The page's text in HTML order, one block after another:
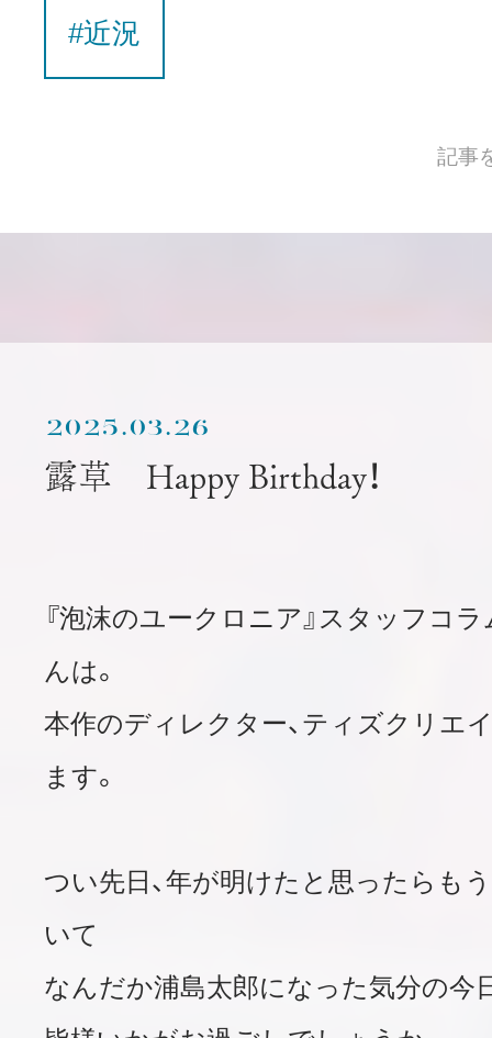
#近況
記事
2025.03.26
露草 Happy Birthday！
『泡沫のユークロニア』スタッフコ
んは。
本作のディレクター、ティズクリエ
ます。
つい先日、年が明けたと思ったらも
いて
なんだか浦島太郎になった気分の今